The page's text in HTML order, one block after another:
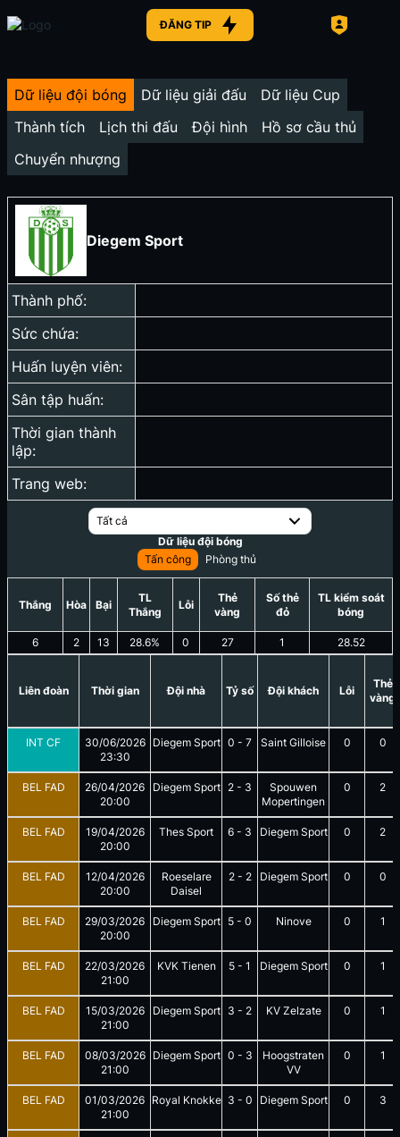
ĐĂNG TIP
Dữ liệu đội bóng Dữ liệu giải đấu
Dữ liệu Cup
Thành tích
Lịch thi đấu Đội hình
Hồ sơ cầu thủ
Chuyển nhượng
Diegem Sport
Thành phố:
Sức chứa:
Huấn luyện viên:
Sân tập huấn:
Thời gian thành
lập:
Trang web:
Tất cả
Dữ liệu đội bóng
Tấn công
Phòng thủ
Thắng
6
Hòa
2
Bại
13
TL
Thắng
28.6%
Lỗi
0
Thẻ
vàng
27
Số thẻ
đỏ
1
TL kiểm soát
bóng
28.52
Liên đoàn Thời gian Đội nhà Tỷ số Đội khách Lỗi
Thẻ
vàng
INT CF
30/06/2026
23:30
Diegem Sport 0 - 7 Saint Gilloise 0 0
BEL FAD
26/04/2026
20:00
Diegem Sport 2 - 3
Spouwen
Mopertingen
0 2
BEL FAD
19/04/2026
20:00
Thes Sport 6 - 3 Diegem Sport 0 2
BEL FAD
12/04/2026
20:00
Roeselare
Daisel
2- 2 Diegem Sport 0 0
BEL FAD
29/03/2026
20:00
Diegem Sport 5 - 0 Ninove 0 1
BEL FAD
22/03/2026
21:00
KVK Tienen 5 - 1 Diegem Sport 0 1
BEL FAD
15/03/2026
21:00
Diegem Sport 3 - 2 KV Zelzate 0 1
BEL FAD
08/03/2026
21:00
Diegem Sport 0 - 3
Hoogstraten
VV
0 1
BEL FAD
01/03/2026
21:00
Royal Knokke 3 - 0 Diegem Sport 0 3